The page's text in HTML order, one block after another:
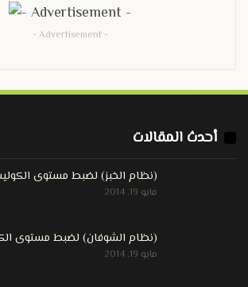
- Advertisement -
أحدث المقالات
(نظام الخبز) لضبط مستوى
مايو 19, 2014
(نظام الشوفان) لضبط مستوى
مايو 19, 2014